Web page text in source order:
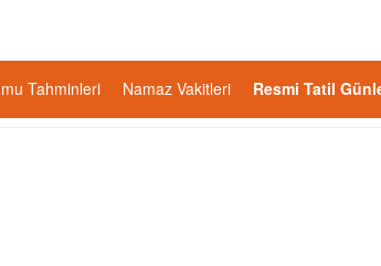
Tahminleri Namaz Vakitleri Resmi Tatil